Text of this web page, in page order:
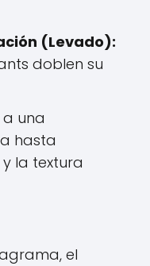
(Levado):
doblen su
una
hasta
la textura
el